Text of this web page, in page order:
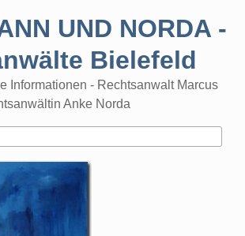
UND NORDA -
Bielefeld
Informationen - Rechtsanwalt Marcus
Anke Norda